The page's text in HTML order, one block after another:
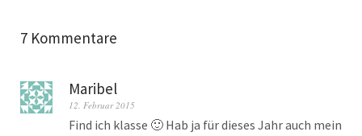
7 Kommentare
Maribel
12. Februar 2015
Find ich klasse 🙂 Hab ja für dieses Jahr auch mein